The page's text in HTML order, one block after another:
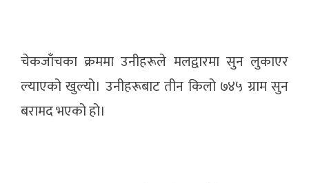
चेकजाँचका क्रममा उनीहरूले मलद्वारमा सुन लुकाएर
ल्याएको खुल्यो। उनीहरूबाट तीन किलो ७४५ ग्राम सुन
बरामद भएको हो।